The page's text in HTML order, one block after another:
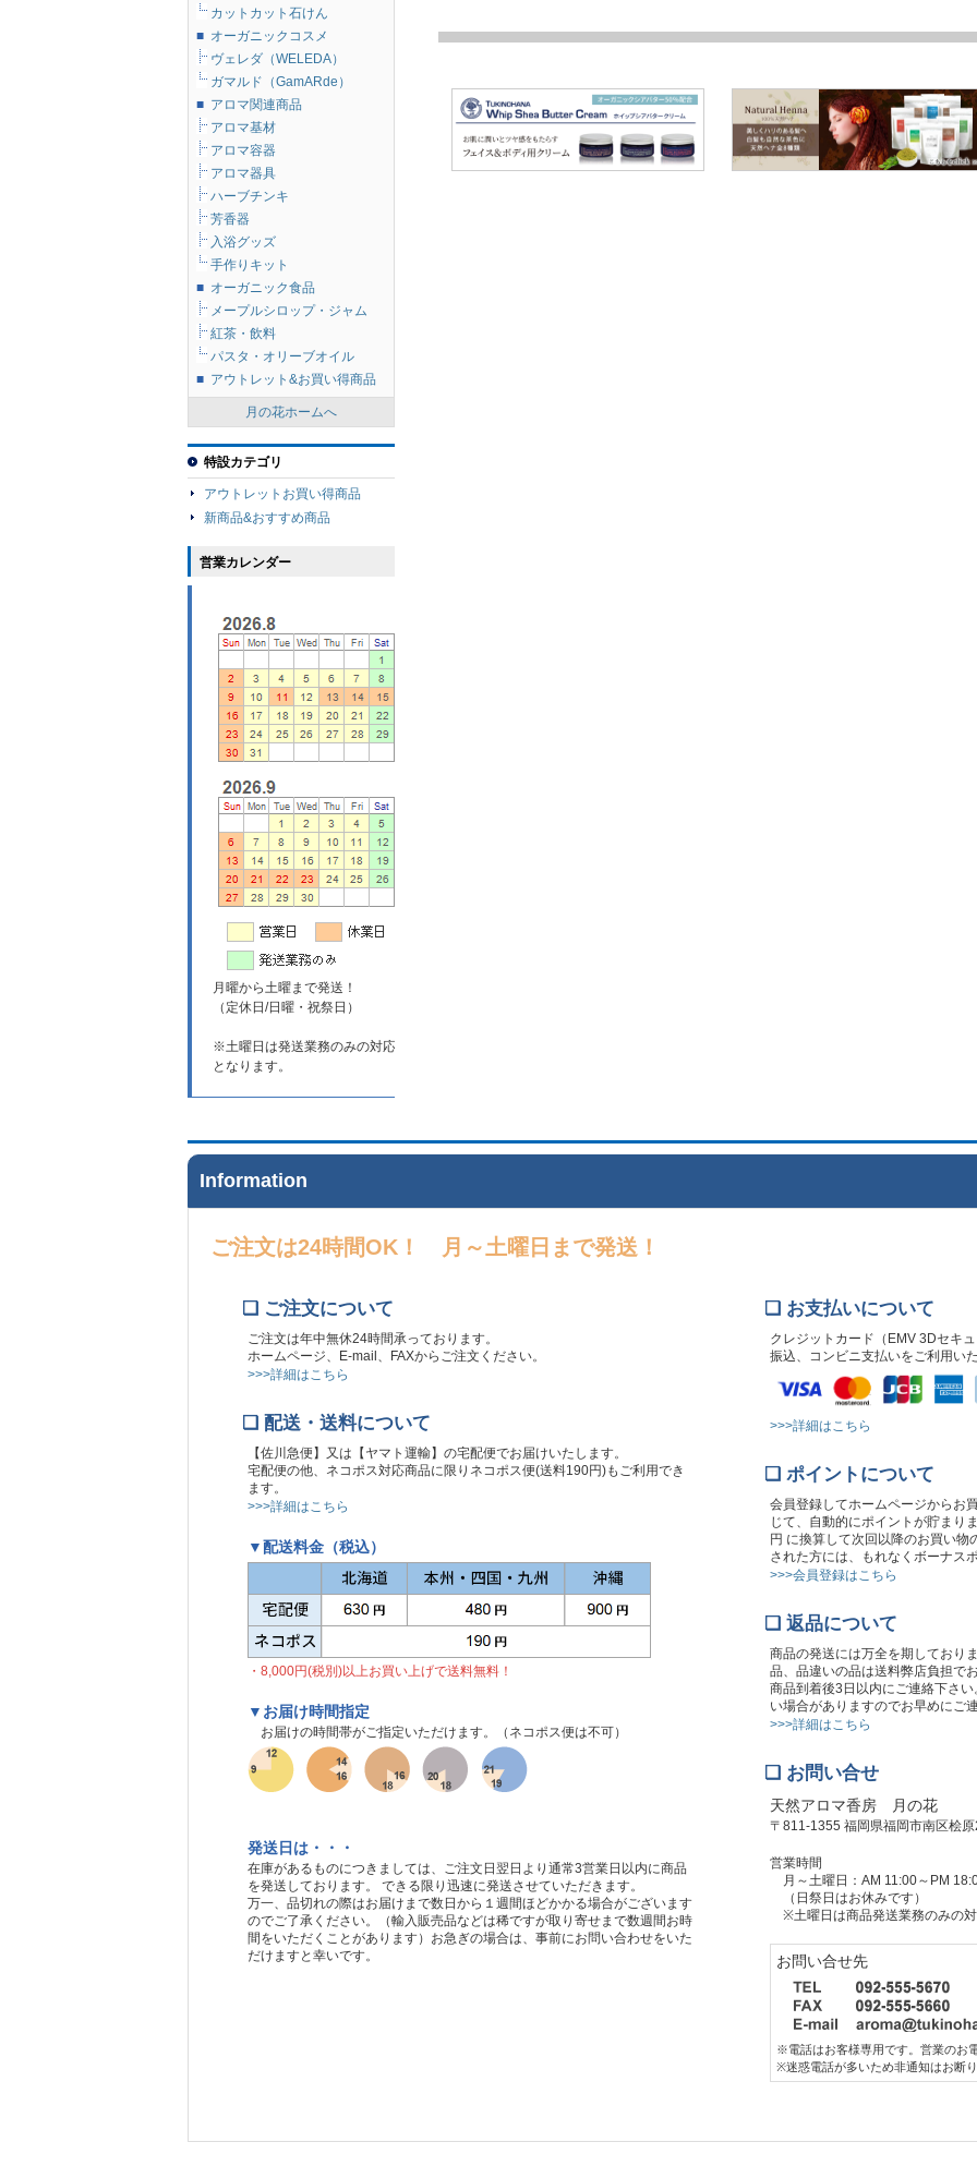
カットカット石けん
■ オーガニックコスメ
ヴェレダ（WELEDA）
ガマルド（GamARde）
■ アロマ関連商品
アロマ基材
アロマ容器
アロマ器具
ハーブチンキ
芳香器
入浴グッズ
手作りキット
■ オーガニック食品
メープルシロップ・ジャム
紅茶・飲料
パスタ・オリーブオイル
■ アウトレット&お買い得商品
月の花ホームへ
特設カテゴリ
アウトレットお買い得商品
新商品&おすすめ商品
営業カレンダー
月曜から土曜まで発送！
（定休日/日曜・祝祭日）
※土曜日は発送業務のみの対応
となります。
Information
ご注文は24時間OK！ 月～土曜日まで発送！
❏ ご注文について
ご注文は年中無休24時間承っております。
ホームページ、E-mail、FAXからご注文ください。
>>>詳細はこちら
❏ 配送・送料について
【佐川急便】又は【ヤマト運輸】の宅配便でお届けいたします。
宅配便の他、ネコポス対応商品に限りネコポス便(送料190円)もご利用でき
ます。
>>>詳細はこちら
▼配送料金（税込）
・8,000円(税別)以上お買い上げで送料無料！
▼お届け時間指定
お届けの時間帯がご指定いただけます。（ネコポス便は不可）
発送日は・・・
在庫があるものにつきましては、ご注文日翌日より通常3営業日以内に商品
を発送しております。 できる限り迅速に発送させていただきます。
万一、品切れの際はお届けまで数日から１週間ほどかかる場合がございます
のでご了承ください。（輸入販売品などは稀ですが取り寄せまで数週間お時
間をいただくことがあります）お急ぎの場合は、事前にお問い合わせをいた
だけますと幸いです。
❏ お支払いについて
クレジットカード（EMV 3Dセキ
振込、コンビニ支払いをご利用い
>>>詳細はこちら
❏ ポイントについて
会員登録してホームページからお
じて、自動的にポイントが貯まり
円 に換算して次回以降のお買い
された方には、もれなくボーナス
>>>会員登録はこちら
❏ 返品について
商品の発送には万全を期しており
品、品違いの品は送料弊店負担で
商品到着後3日以内にご連絡下さ
い場合がありますのでお早めにご
>>>詳細はこちら
❏ お問い合せ
天然アロマ香房 月の花
〒811-1355 福岡県福岡市南区桧
営業時間
月～土曜日：AM 11:00～PM
（日祭日はお休みです）
※土曜日は商品発送業務のみの
お問い合せ先
※電話はお客様専用です。営業のお
※迷惑電話が多いため非通知はお断